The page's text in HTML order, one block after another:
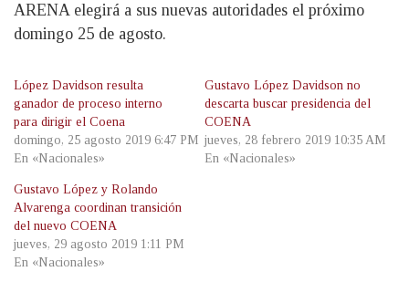
ARENA elegirá a sus nuevas autoridades el próximo
domingo 25 de agosto.
López Davidson resulta
ganador de proceso interno
para dirigir el Coena
domingo, 25 agosto 2019 6:47 PM
En «Nacionales»
Gustavo López Davidson no
descarta buscar presidencia del
COENA
jueves, 28 febrero 2019 10:35 AM
En «Nacionales»
Gustavo López y Rolando
Alvarenga coordinan transición
del nuevo COENA
jueves, 29 agosto 2019 1:11 PM
En «Nacionales»